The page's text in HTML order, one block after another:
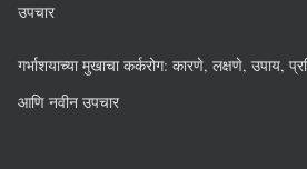
उपचार
गर्भाशयाच्या मुखाचा कर्करोग: कारणे, लक्षणे, उपाय,
आणि नवीन उपचार